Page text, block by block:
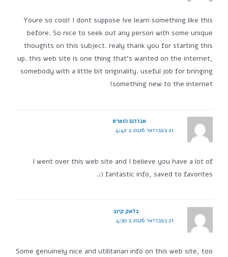
Youre so cool! I dont suppose Ive learn something like this
before. So nice to seek out any person with some unique
thoughts on this subject. realy thank you for starting this
up. this web site is one thing that's wanted on the internet,
somebody with a little bit originality. useful job for bringing
something new to the internet!
אברהם הופרט
21 בפברואר 2026 ב 4:42
I went over this web site and I believe you have a lot of
fantastic info, saved to favorites (:.
בלאק קיוב
21 בפברואר 2026 ב 4:50
Some genuinely nice and utilitarian info on this web site, too